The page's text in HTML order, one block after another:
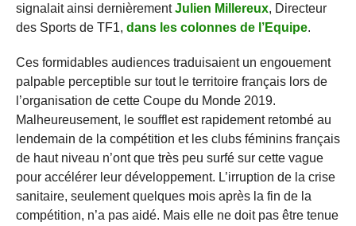
signalait ainsi dernièrementJulien Millereux, Directeur
des Sports de TF1, dans les colonnes de l’Equipe.
Ces formidables audiences traduisaient un engouement
palpable perceptible sur tout le territoire français lors de
l’organisation de cette Coupe du Monde 2019.
Malheureusement, le soufflet est rapidement retombé au
lendemain de la compétition et les clubs féminins français
de haut niveau n’ont que très peu surfé sur cette vague
pour accélérer leur développement. L’irruption de la crise
sanitaire, seulement quelques mois après la fin de la
compétition, n’a pas aidé. Mais elle ne doit pas être tenue